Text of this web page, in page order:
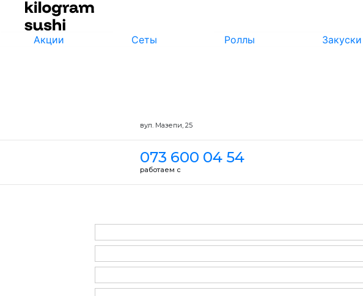
Акции Сеты Роллы Закуски
вул. Мазепи, 25
073 600 04 54
работаем с